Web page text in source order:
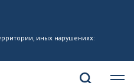
иных нарушениях: